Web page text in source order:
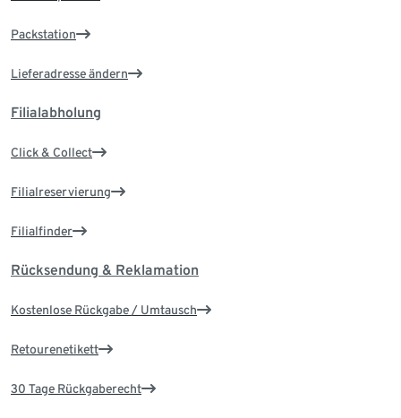
Packstation
Lieferadresse ändern
Filialabholung
Click & Collect
Filialreservierung
Filialfinder
Rücksendung & Reklamation
Kostenlose Rückgabe / Umtausch
Retourenetikett
30 Tage Rückgaberecht